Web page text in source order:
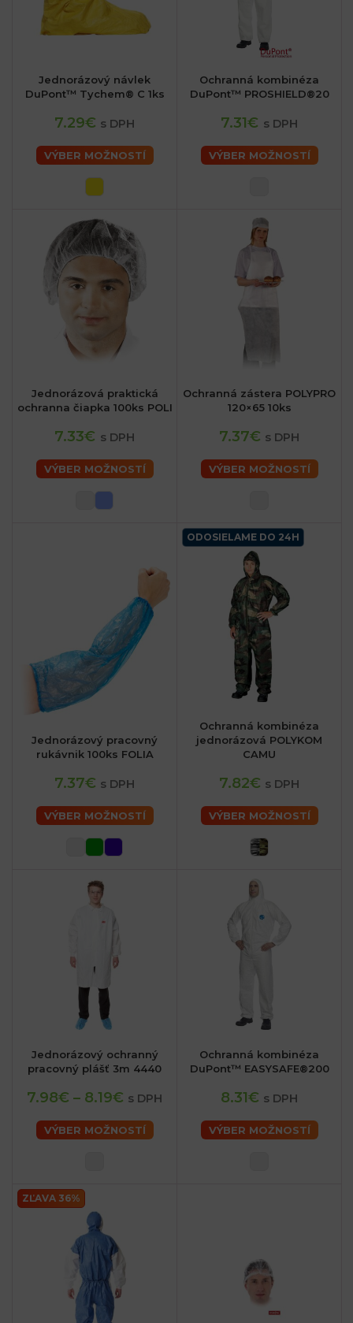
Jednorázový návlek
DuPont™ Tychem® C 1ks
7.29€ s DPH
VÝBER MOŽNOSTÍ
Ochranná kombinéza
DuPont™ PROSHIELD®20
7.31€ s DPH
VÝBER MOŽNOSTÍ
Jednorázová praktická
ochranna čiapka 100ks POLI
7.33€ s DPH
VÝBER MOŽNOSTÍ
Ochranná zástera POLYPRO
120×65 10ks
7.37€ s DPH
VÝBER MOŽNOSTÍ
Jednorázový pracovný
rukávnik 100ks FOLIA
7.37€ s DPH
VÝBER MOŽNOSTÍ
ODOSIELAME DO 24H
Ochranná kombinéza
jednorázová POLYKOM
CAMU
7.82€ s DPH
VÝBER MOŽNOSTÍ
Jednorázový ochranný
pracovný plášť 3m 4440
7.98€ – 8.19€ s DPH
VÝBER MOŽNOSTÍ
Ochranná kombinéza
DuPont™ EASYSAFE®200
8.31€ s DPH
VÝBER MOŽNOSTÍ
ZĽAVA 36%